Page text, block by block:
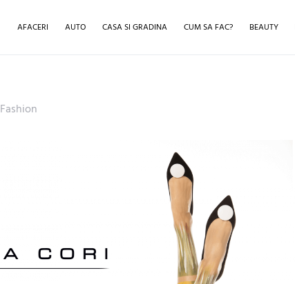
AFACERI AUTO CASA SI GRADINA CUM SA FAC? BEAUTY
Fashion